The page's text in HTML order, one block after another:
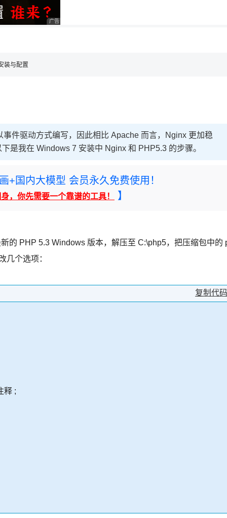
广告 商业广告，理性选择
装与配置
件驱动方式编写，因此相比 Apache 而言，Nginx 更加稳
是我在 Windows 7 安装中 Nginx 和 PHP5.3 的步骤。
+国内大模型 会员永久免费使用！
，你先需要一个靠谱的工具！ 】
的 PHP 5.3 Windows 版本，解压至 C:\php5，把压缩包中的
几个选项：
复制代码
释 ;